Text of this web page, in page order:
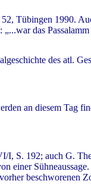
Tübingen 1990.
das
des atl.
an diesem Tag
I, S. 192; auch G.
einer Sühneaussage.
beschworenen